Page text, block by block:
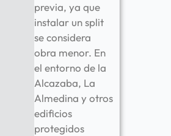
previa, ya que
instalar un split
se considera
obra menor. En
el entorno de la
Alcazaba, La
Almedina y otros
edificios
protegidos